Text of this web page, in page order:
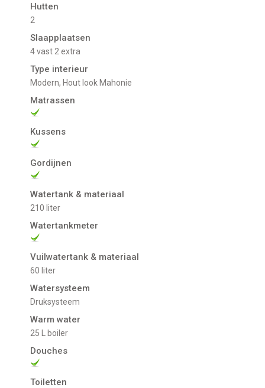
Hutten
2
Slaapplaatsen
4 vast 2 extra
Type interieur
Modern, Hout look Mahonie
Matrassen
Kussens
Gordijnen
Watertank & materiaal
210 liter
Watertankmeter
Vuilwatertank & materiaal
60 liter
Watersysteem
Druksysteem
Warm water
25 L boiler
Douches
Toiletten